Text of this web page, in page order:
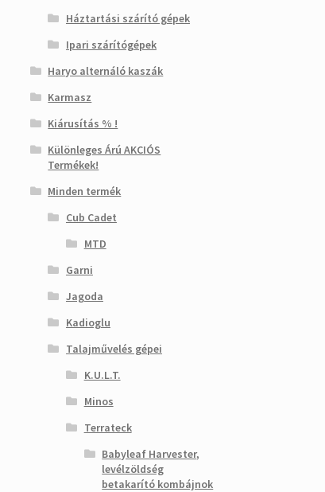
Háztartási szárító gépek
Ipari szárítógépek
Haryo alternáló kaszák
Karmasz
Kiárusítás % !
Különleges Árú AKCIÓS
Termékek!
Minden termék
Cub Cadet
MTD
Garni
Jagoda
Kadioglu
Talajművelés gépei
K.U.L.T.
Minos
Terrateck
Babyleaf Harvester,
levélzöldség
betakarító kombájnok